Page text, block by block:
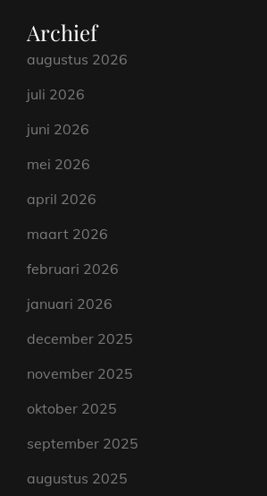
Archief
augustus 2026
juli 2026
juni 2026
mei 2026
april 2026
maart 2026
februari 2026
januari 2026
december 2025
november 2025
oktober 2025
september 2025
augustus 2025